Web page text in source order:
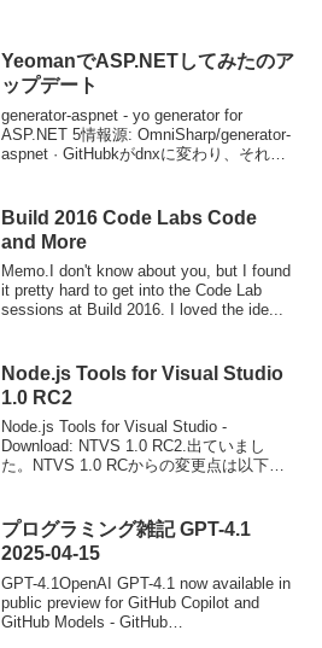
YeomanでASP.NETしてみたのア
ップデート
generator-aspnet - yo generator for
ASP.NET 5情報源: OmniSharp/generator-
aspnet · GitHubkがdnxに変わり、それに
Build 2016 Code Labs Code
and More
Memo.I don't know about you, but I found
it pretty hard to get into the Code Lab
sessions at Build 2016. I loved the ide...
Node.js Tools for Visual Studio
1.0 RC2
Node.js Tools for Visual Studio -
Download: NTVS 1.0 RC2.出ていまし
た。NTVS 1.0 RCからの変更点は以下の
プログラミング雑記 GPT-4.1
2025-04-15
GPT-4.1OpenAI GPT-4.1 now available in
public preview for GitHub Copilot and
GitHub Models - GitHub